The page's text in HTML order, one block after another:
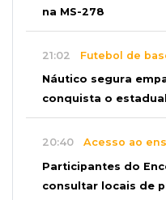
na MS-278
21:02 Futebol de
Náutico segura
conquista o
20:40 Acesso ao
Participantes do
consultar locais de